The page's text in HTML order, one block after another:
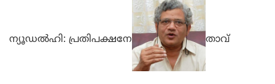
ന്യൂഡല്‍ഹി: പ്രതിപക്ഷനേ താവ്